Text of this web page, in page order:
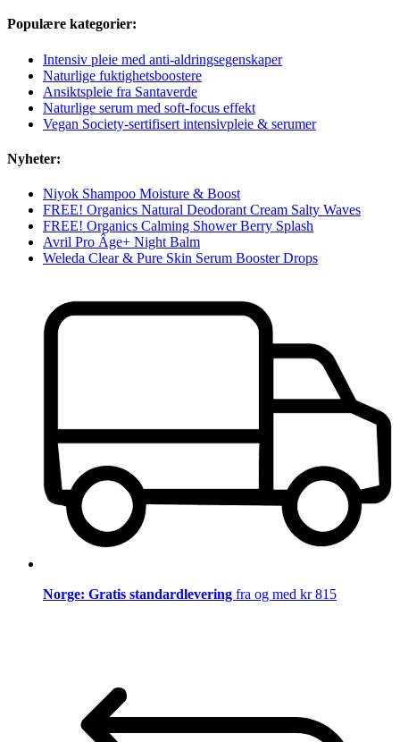
Populære kategorier:
Intensiv pleie med anti-aldringsegenskaper
Naturlige fuktighetsboostere
Ansiktspleie fra Santaverde
Naturlige serum med soft-focus effekt
Vegan Society-sertifisert intensivpleie & serumer
Nyheter:
Niyok Shampoo Moisture & Boost
FREE! Organics Natural Deodorant Cream Salty Waves
FREE! Organics Calming Shower Berry Splash
Avril Pro Âge+ Night Balm
Weleda Clear & Pure Skin Serum Booster Drops
Norge: Gratis standardlevering fra og med kr 815